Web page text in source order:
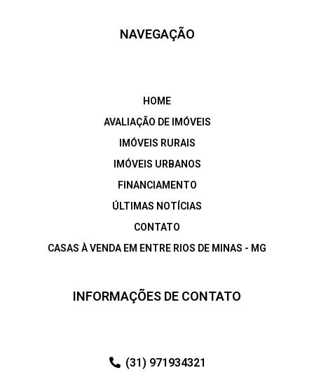
NAVEGAÇÃO
HOME
AVALIAÇÃO DE IMÓVEIS
IMÓVEIS RURAIS
IMÓVEIS URBANOS
FINANCIAMENTO
ÚLTIMAS NOTÍCIAS
CONTATO
CASAS À VENDA EM ENTRE RIOS DE MINAS - MG
INFORMAÇÕES DE CONTATO
(31) 971934321